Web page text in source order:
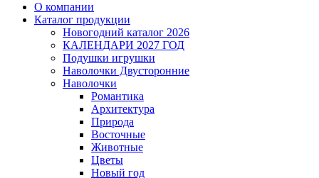
О компании
Каталог продукции
Новогодний каталог 2026
КАЛЕНДАРИ 2027 ГОД
Подушки игрушки
Наволочки Двусторонние
Наволочки
Романтика
Архитектура
Природа
Восточные
Животные
Цветы
Новый год